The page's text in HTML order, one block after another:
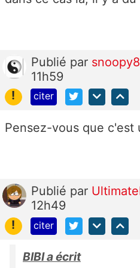
Publié par
11h59
!
citer
Pensez-vous que c'est
Publié par
12h49
!
citer
BIBI a écrit